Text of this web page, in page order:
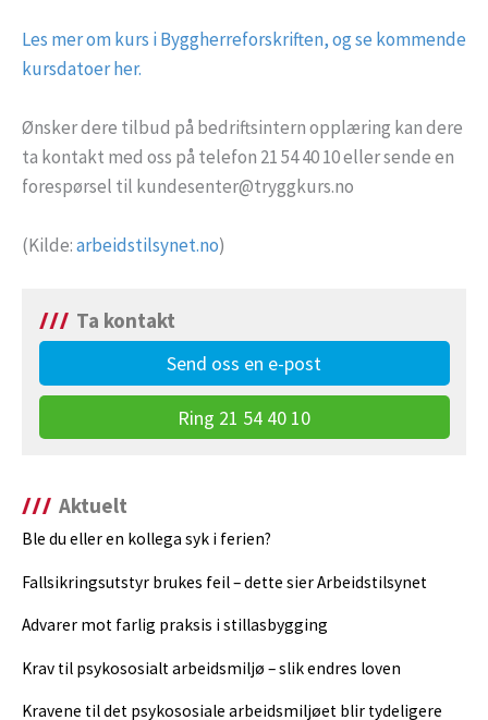
Les mer om kurs i Byggherreforskriften, og se kommende
kursdatoer her.
Ønsker dere tilbud på bedriftsintern opplæring kan dere
ta kontakt med oss på telefon 21 54 40 10 eller sende en
forespørsel til kundesenter@tryggkurs.no
(Kilde:arbeidstilsynet.no)
Ta kontakt
Send oss en e-post
Ring 21 54 40 10
Aktuelt
Ble du eller en kollega syk i ferien?
Fallsikringsutstyr brukes feil – dette sier Arbeidstilsynet
Advarer mot farlig praksis i stillasbygging
Krav til psykososialt arbeidsmiljø – slik endres loven
Kravene til det psykososiale arbeidsmiljøet blir tydeligere